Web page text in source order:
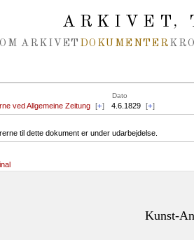
ARKIVET,
OM ARKIVET DOKUMENTER
Dato
ved Allgemeine Zeitung [+] 4.6.1829 [+]
til dette dokument er under udarbejdelse.
Kunst-